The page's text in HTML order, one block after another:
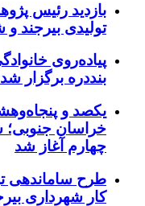
بازدید رئیس
تولیدی بیرجند
پیاده‌روی
بنددره برگزار شد
یکصد و
خراسان
چهارم آغاز شد
طرح ساماندهی
کار شهرداری